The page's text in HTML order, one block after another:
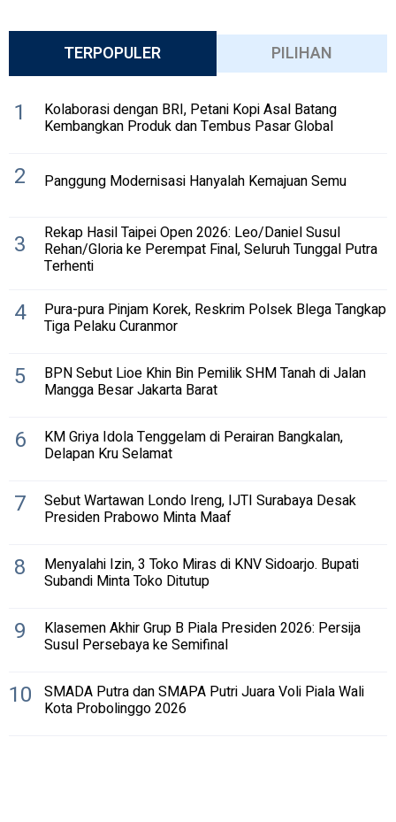
TERPOPULER PILIHAN
1 Kolaborasi dengan BRI, Petani Kopi Asal Batang
Kembangkan Produk dan Tembus Pasar Global
2 Panggung Modernisasi Hanyalah Kemajuan Semu
3 Rekap Hasil Taipei Open 2026: Leo/Daniel Susul
Rehan/Gloria ke Perempat Final, Seluruh Tunggal Putra
Terhenti
4 Pura-pura Pinjam Korek, Reskrim Polsek Blega Tangkap
Tiga Pelaku Curanmor
5 BPN Sebut Lioe Khin Bin Pemilik SHM Tanah di Jalan
Mangga Besar Jakarta Barat
6 KM Griya Idola Tenggelam di Perairan Bangkalan,
Delapan Kru Selamat
7 Sebut Wartawan Londo Ireng, IJTI Surabaya Desak
Presiden Prabowo Minta Maaf
8 Menyalahi Izin, 3 Toko Miras di KNV Sidoarjo. Bupati
Subandi Minta Toko Ditutup
9 Klasemen Akhir Grup B Piala Presiden 2026: Persija
Susul Persebaya ke Semifinal
10 SMADA Putra dan SMAPA Putri Juara Voli Piala Wali
Kota Probolinggo 2026